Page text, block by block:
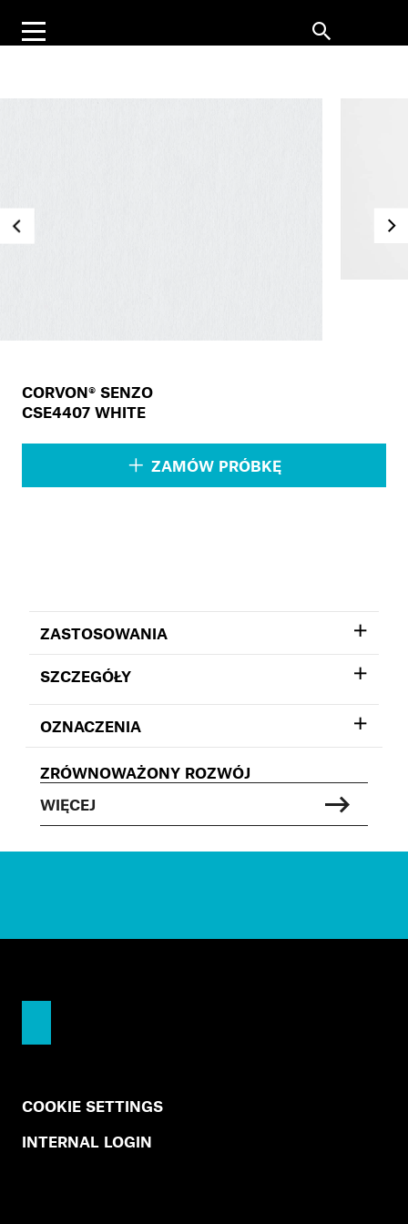
CORVON® SENZO
CSE4407 WHITE
ZAMÓW PRÓBKĘ
ZASTOSOWANIA
SZCZEGÓŁY
OZNACZENIA
ZRÓWNOWAŻONY ROZWÓJ
WIĘCEJ
COOKIE SETTINGS
INTERNAL LOGIN